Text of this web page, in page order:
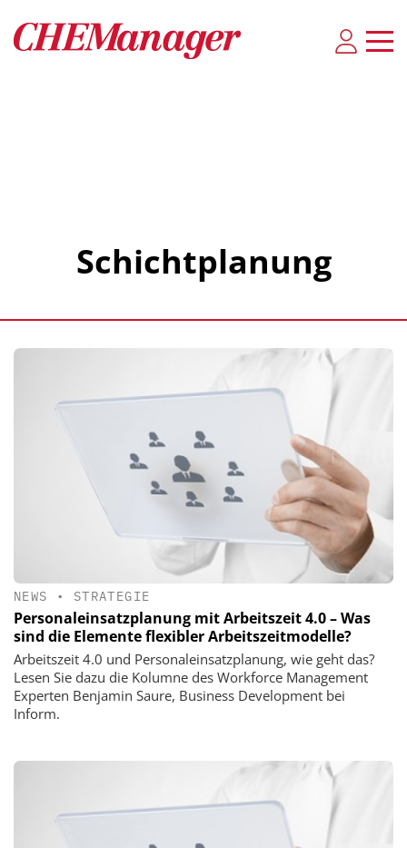
Schichtplanung
NEWS • STRATEGIE
Personaleinsatzplanung mit Arbeitszeit 4.0 – Was
sind die Elemente flexibler Arbeitszeitmodelle?
Arbeitszeit 4.0 und Personaleinsatzplanung, wie geht das?
Lesen Sie dazu die Kolumne des Workforce Management
Experten Benjamin Saure, Business Development bei
Inform.